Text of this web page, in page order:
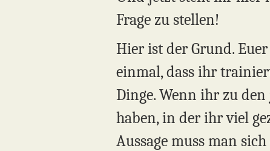
Frage zu stellen!
Hier ist der Grund.
einmal, dass ihr
Dinge. Wenn ihr zu
haben, in der ihr viel
Aussage muss man